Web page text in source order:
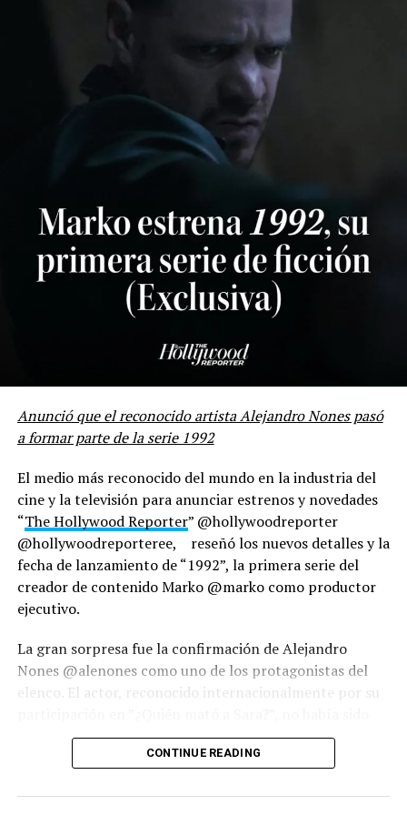
compartir, y se posiciona como el acompañante
perfecto para convocar a toda la familia y amigos a
disfrutar de la fiesta del fútbol.
Una campaña con conexión emocional
La celebración se sentirá en cada rincón del país a
través de un robusto despliegue:
Vallas publicitarias: con una presencia
emblemáticos y la conexión emocional con
nuestro consumidor
Anunció que el reconocido artista Alejandro Nones pasó
a formar parte de la serie 1992
El medio más reconocido del mundo en la industria del
cine y la televisión para anunciar estrenos y novedades
“The Hollywood Reporter” @hollywoodreporter
@hollywoodreporteree, reseñó los nuevos detalles y la
fecha de lanzamiento de “1992”, la primera serie del
creador de contenido Marko @marko como productor
ejecutivo.
La gran sorpresa fue la confirmación de Alejandro
Nones @alenones como uno de los protagonistas del
elenco. El actor, reconocido internacionalmente por su
anunciado previamente por Marko como parte del
La noticia generó gran impacto en el medio artístico,
CONTINUE READING